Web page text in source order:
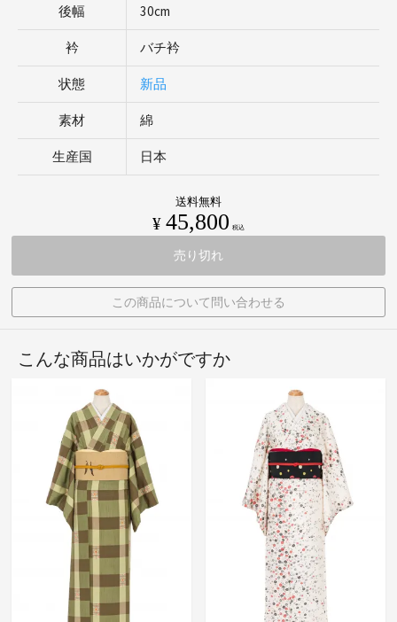
後幅 30cm
衿 バチ衿
状態 新品
素材 綿
生産国 日本
送料無料
¥ 45,800 税込
売り切れ
この商品について問い合わせる
こんな商品はいかがですか